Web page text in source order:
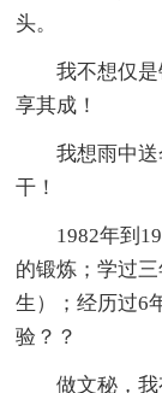
头。
我不想仅
享其成！
我想雨中
干！
1982年到
的锻炼；学过
生）；经历过6
验？？
做文秘，